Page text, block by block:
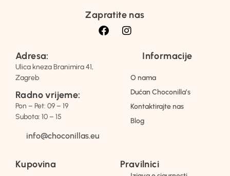
Zapratite nas
Adresa:
Ulica kneza Branimira 41,
Zagreb
Radno vrijeme:
Pon – Pet: 09 – 19
Subota: 10 – 15
info@choconillas.eu
Informacije
O nama
Dućan Choconilla’s
Kontaktirajte nas
Blog
Kupovina Pravilnici